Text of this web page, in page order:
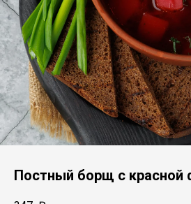
Постный борщ с красной